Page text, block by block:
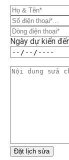
Ngày dự kiến